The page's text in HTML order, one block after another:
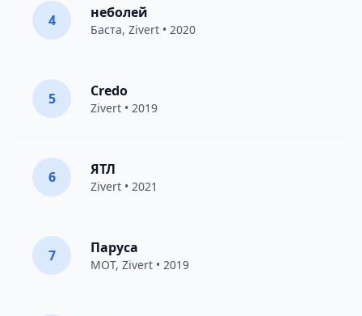
4 неболей
Баста, Zivert • 2020
5 Credo
Zivert • 2019
6 ЯТЛ
Zivert • 2021
7 Паруса
MOT, Zivert • 2019